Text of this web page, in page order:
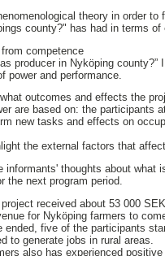
theory in order
county?" has had in terms
competence
producer in Nyköping
power and performance.
outcomes and effects the
are based on: the participants
new tasks and effects on
the external factors that
informants' thoughts about
the next program period.
received about 53 000
for Nyköping farmers to
five of the participants
to generate jobs in rural areas.
also has experienced